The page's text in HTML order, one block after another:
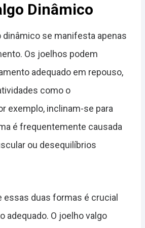
Dinâmico
dinâmico se manifesta apenas
Os joelhos podem
adequado em repouso,
como o
exemplo, inclinam-se para
é frequentemente causada
ou desequilíbrios
essas duas formas é crucial
adequado. O joelho valgo